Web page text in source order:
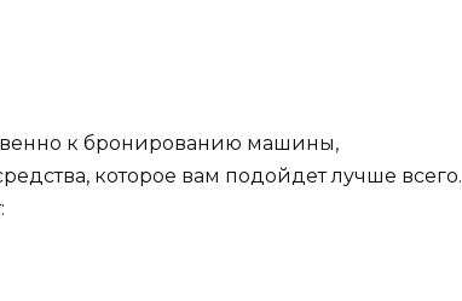
к бронированию машины,
которое вам подойдет лучше всего.